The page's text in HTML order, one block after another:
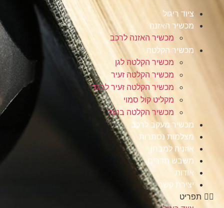
ציוד ריגול
מכשיר האזנה
מכשיר האזנה לרכב
מכשיר הקלטה
מכשיר הקלטה לגן
מכשיר הקלטה זעיר
מכשיר הקלטה זעיר לבגד
מקליט קול סמוי
מכשיר הקלטה בנעל
מכשיר מעקב לרכב
מצלמות נסתרות
אוזניה למבחן
משבש תדרים
אודות
יצירת קשר
תפריט